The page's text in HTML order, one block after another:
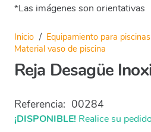
*Las imágenes son orientativas
Inicio / Equipamiento para piscinas
Material vaso de piscina
Reja Desagüe
Referencia: 00284
¡DISPONIBLE! Realice su pedido